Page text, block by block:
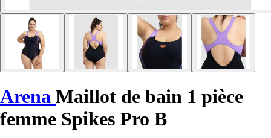
Arena Maillot de bain 1 pièce
femme Spikes Pro B